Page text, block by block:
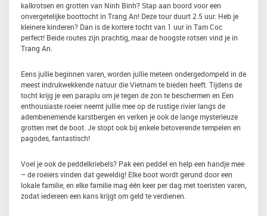
kalkrotsen en grotten van Ninh Binh? Stap aan boord voor een
onvergetelijke boottocht in Trang An! Deze tour duurt 2.5 uur. Heb je
kleinere kinderen? Dan is de kortere tocht van 1 uur in Tam Coc
perfect! Beide routes zijn prachtig, maar de hoogste rotsen vind je in
Trang An.
Eens jullie beginnen varen, worden jullie meteen ondergedompeld in de
meest indrukwekkende natuur die Vietnam te bieden heeft. Tijdens de
tocht krijg je een paraplu om je tegen de zon te beschermen en Een
enthousiaste roeier neemt jullie mee op de rustige rivier langs de
adembenemende karstbergen en verken je ook de lange mysterieuze
grotten met de boot. Je stopt ook bij enkele betoverende tempelen en
pagodes, fantastisch!
Voel je ook de peddelkriebels? Pak een peddel en help een handje mee
– de roeiers vinden dat geweldig! Elke boot wordt gerund door een
lokale familie, en elke familie mag één keer per dag met toeristen varen,
zodat iedereen een kans krijgt om geld te verdienen.